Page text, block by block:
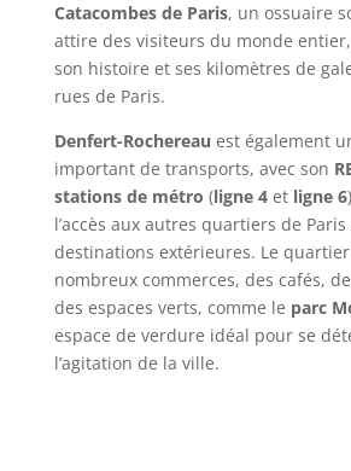
Catacombes de Paris, un ossuaire
attire des visiteurs du monde
son histoire et ses kilomètres de
rues de Paris.
Denfert-Rochereau est également
important de transports, avec son
stations de métro (ligne 4 et ligne 6
l’accès aux autres quartiers de Paris
destinations extérieures. Le
nombreux commerces, des cafés,
des espaces verts, comme le parc
espace de verdure idéal pour se
l’agitation de la ville.